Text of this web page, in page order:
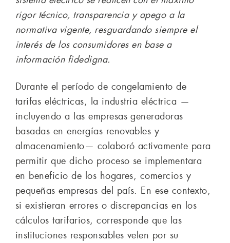
rigor técnico, transparencia y apego a la
normativa vigente, resguardando siempre el
interés de los consumidores en base a
información fidedigna.
Durante el período de congelamiento de
tarifas eléctricas, la industria eléctrica —
incluyendo a las empresas generadoras
basadas en energías renovables y
almacenamiento— colaboró activamente para
permitir que dicho proceso se implementara
en beneficio de los hogares, comercios y
pequeñas empresas del país. En ese contexto,
si existieran errores o discrepancias en los
cálculos tarifarios, corresponde que las
instituciones responsables velen por su